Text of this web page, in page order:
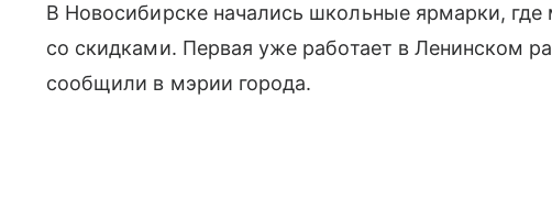
В Новосибирске начались школьные ярмарки,
со скидками. Первая уже работает в Ленинском
сообщили в мэрии города.